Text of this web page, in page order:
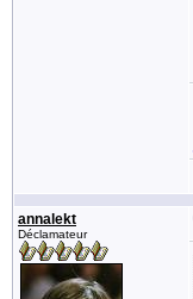
annalekt
Déclamateur